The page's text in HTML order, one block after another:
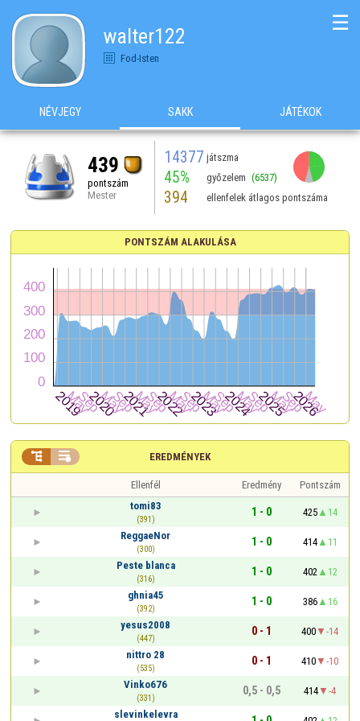
walter122
Fod-Isten
☰
NÉVJEGY SAKK JÁTÉKOK
439
pontszám
Mester
14377 játszma
45% győzelem (6537)
394 ellenfelek átlagos pontszáma
PONTSZÁM ALAKULÁSA
EREDMÉNYEK
 
Ellenfél Eredmény
Pontszám
tomi83
(391)
1 - 0 425
14
ReggaeNor
(300)
1 - 0 414
11
Peste blanca
(316)
1 - 0 402
12
ghnia45
(392)
1 - 0 386
16
yesus2008
(447)
0 - 1 400
-14
nittro 28
(535)
0 - 1 410
-10
Vinko676
(331)
0,5 - 0,5 414
-4
slevinkelevra